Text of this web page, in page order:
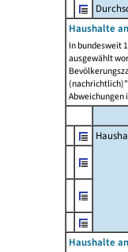
Haushalte
In bundesweit
ausgewählt
Abweichungen
Haushalte